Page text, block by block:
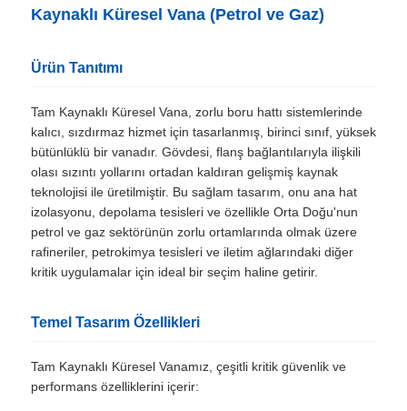
SITE
PRIVACY
POLICY
Kaynaklı Küresel Vana (Petrol ve Gaz)
Ürün Tanıtımı
Tam Kaynaklı Küresel Vana, zorlu boru hattı sistemlerinde
kalıcı, sızdırmaz hizmet için tasarlanmış, birinci sınıf, yüksek
bütünlüklü bir vanadır. Gövdesi, flanş bağlantılarıyla ilişkili
olası sızıntı yollarını ortadan kaldıran gelişmiş kaynak
teknolojisi ile üretilmiştir. Bu sağlam tasarım, onu ana hat
izolasyonu, depolama tesisleri ve özellikle Orta Doğu'nun
petrol ve gaz sektörünün zorlu ortamlarında olmak üzere
rafineriler, petrokimya tesisleri ve iletim ağlarındaki diğer
kritik uygulamalar için ideal bir seçim haline getirir.
Temel Tasarım Özellikleri
Tam Kaynaklı Küresel Vanamız, çeşitli kritik güvenlik ve
performans özelliklerini içerir: